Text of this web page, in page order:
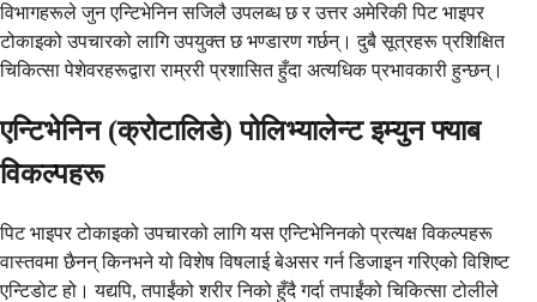
विभागहरूले जुन एन्टिभेनिन सजिलै उपलब्ध छ र उत्तर अमेरिकी पिट भाइपर
टोकाइको उपचारको लागि उपयुक्त छ भण्डारण गर्छन्। दुबै सूत्रहरू प्रशिक्षित
चिकित्सा पेशेवरहरूद्वारा राम्ररी प्रशासित हुँदा अत्यधिक प्रभावकारी हुन्छन्।
एन्टिभेनिन (क्रोटालिडे) पोलिभ्यालेन्ट इम्युन फ्याब
विकल्पहरू
पिट भाइपर टोकाइको उपचारको लागि यस एन्टिभेनिनको प्रत्यक्ष विकल्पहरू
वास्तवमा छैनन् किनभने यो विशेष विषलाई बेअसर गर्न डिजाइन गरिएको विशिष्ट
एन्टिडोट हो। यद्यपि, तपाईंको शरीर निको हुँदै गर्दा तपाईंको चिकित्सा टोलीले